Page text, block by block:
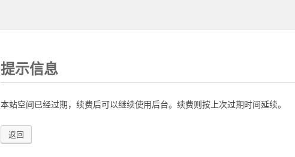
提示信息
本站空间已经过期，续费后可以继续使用后台。续费则按上次过期时间延续。
返回